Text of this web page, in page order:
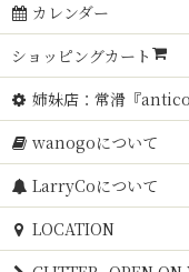
カレンダー
ショッピングカート
姉妹店：常滑『antico
wanogoについて
LarryCoについて
LOCATION